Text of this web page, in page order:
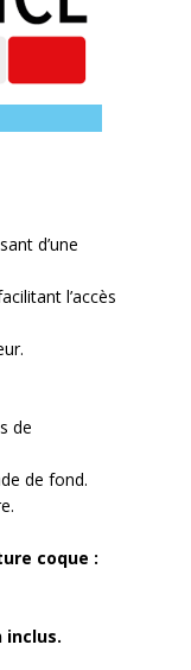
d’une
l’accès
de
de fond.
coque :
inclus.